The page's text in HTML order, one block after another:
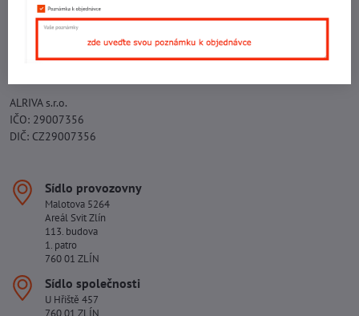
Ing. Vojtěch Lečbych - IVL
IČO: 60560908
ALRIVA s.r.o.
IČO: 29007356
DIČ: CZ29007356
Sídlo provozovny
Malotova 5264
Areál Svit Zlín
113. budova
1. patro
760 01 ZLÍN
Sídlo společnosti
U Hřiště 457
760 01 ZLÍN